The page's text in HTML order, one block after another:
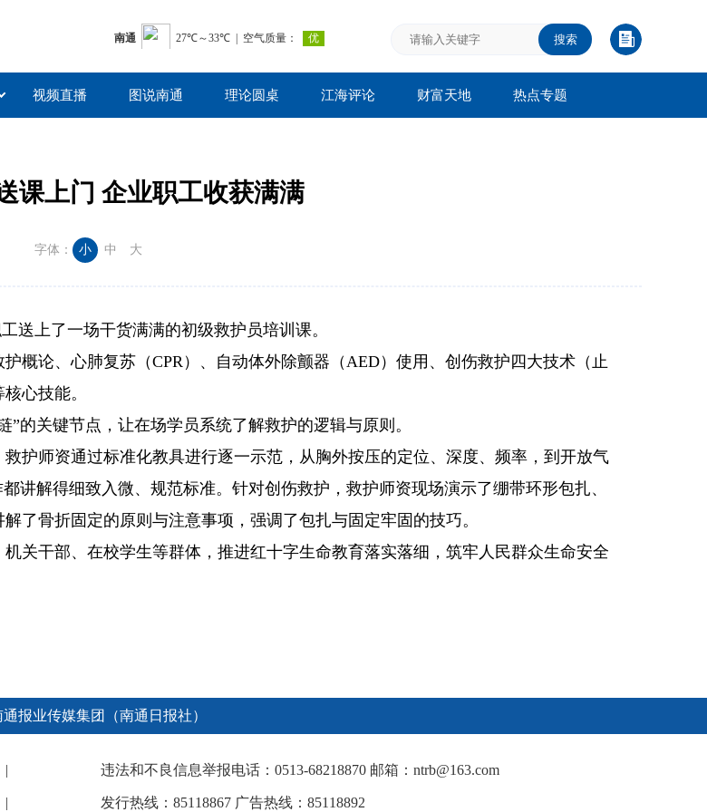
搜索
视频直播 图说南通 理论圆桌 江海评论 财富天地 热点专题
课上门 企业职工收获满满
字体： 小 中 大
送上了一场干货满满的初级救护员培训课。
概论、心肺复苏（CPR）、自动体外除颤器（AED）使用、创伤救护四大技术（止
心技能。
的关键节点，让在场学员系统了解救护的逻辑与原则。
护师资通过标准化教具进行逐一示范，从胸外按压的定位、深度、频率，到开放气
讲解得细致入微、规范标准。针对创伤救护，救护师资现场演示了绷带环形包扎、
了骨折固定的原则与注意事项，强调了包扎与固定牢固的技巧。
关干部、在校学生等群体，推进红十字生命教育落实落细，筑牢人民群众生命安全
通报业传媒集团（南通日报社）
| 违法和不良信息举报电话：0513-68218870 邮箱：ntrb@163.com
| 发行热线：85118867 广告热线：85118892